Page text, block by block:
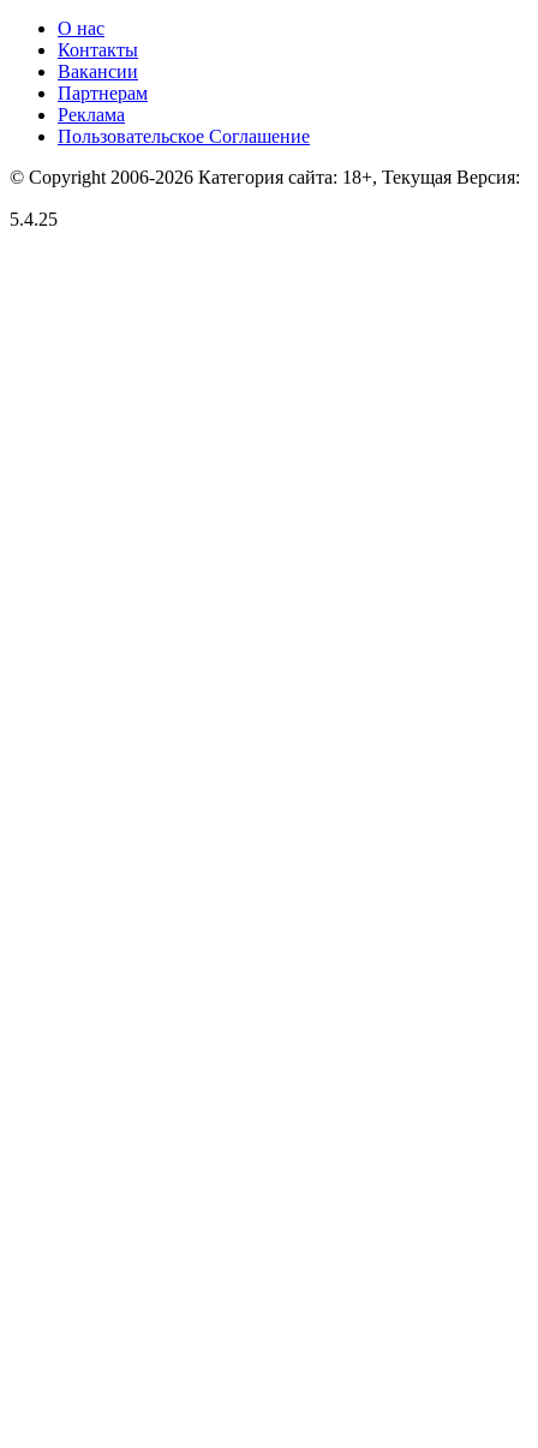
О нас
Контакты
Вакансии
Партнерам
Реклама
Пользовательское Соглашение
© Copyright 2006-2026 Категория сайта: 18+, Текущая Версия:
5.4.25